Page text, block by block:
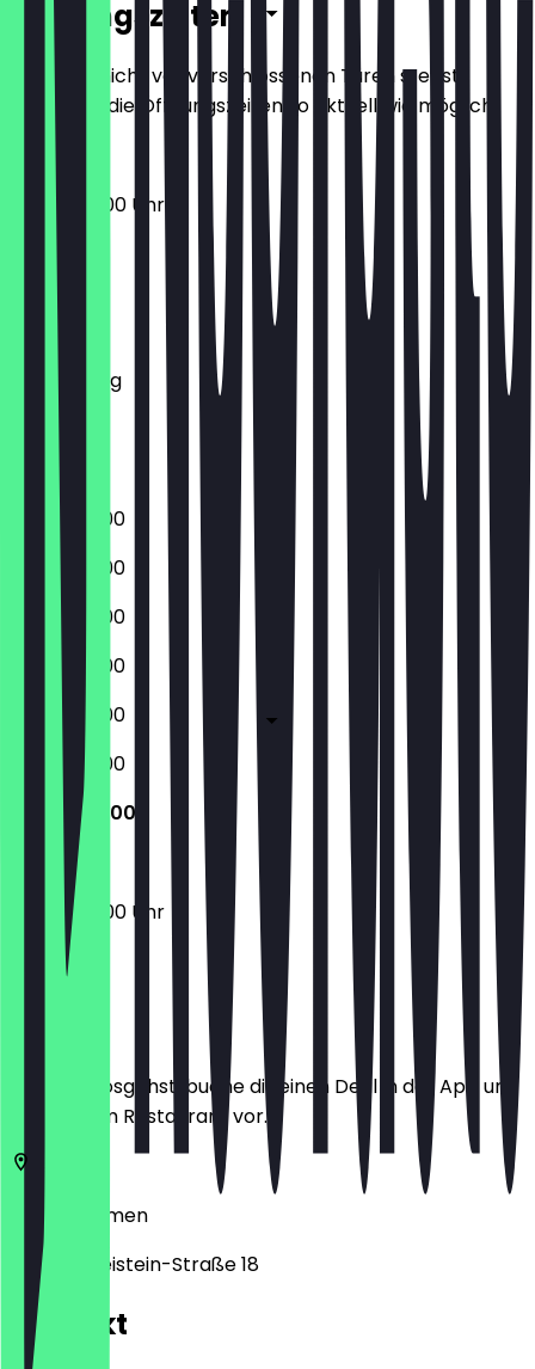
Öffnungszeiten
Damit du nicht vor verschlossenen Türen stehst,
halten wir die Öffnungszeiten so aktuell wie möglich.
06:00 - 15:00 Uhr
Montag
Dienstag
Mittwoch
Donnerstag
Freitag
Samstag
Sonntag
06:00 - 19:00
06:00 - 19:00
06:00 - 19:00
06:00 - 19:00
06:00 - 19:00
06:00 - 19:00
06:00 - 15:00
06:00 - 15:00 Uhr
Bevor du losgehst, buche dir einen Deal in der App und
zeige ihn im Restaurant vor.
28757
Bremen
Georg-Gleistein-Straße 18
Kontakt